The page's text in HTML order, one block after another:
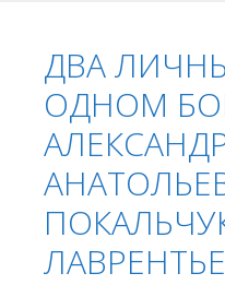
ДВА
ОДНОМ